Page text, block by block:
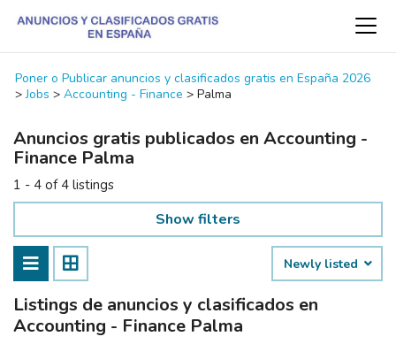
Poner o Publicar anuncios y clasificados gratis en España 2026
>Jobs > Accounting - Finance > Palma
Anuncios gratis publicados en Accounting -
Finance Palma
1 - 4 of 4 listings
Show filters
Newly listed
Listings de anuncios y clasificados en
Accounting - Finance Palma